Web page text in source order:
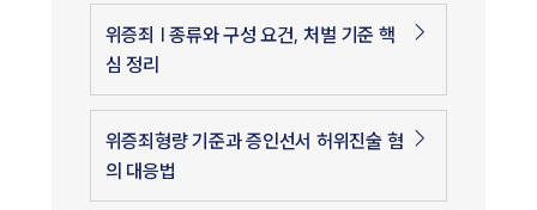
위증죄 | 종류와 구성 요건, 처벌 기준 핵
심 정리
위증죄형량 기준과 증인선서 허위진술 혐
의 대응법